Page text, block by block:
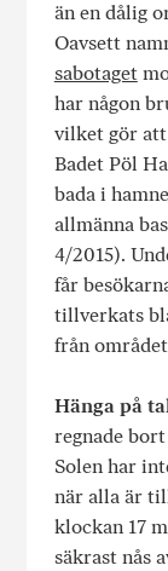
än en dålig
Oavsett
sabotaget
har någon
vilket gör att
Badet Pöl
bada i
allmänna
4/2015).
får
tillverkats
från
Hänga på
regnade
Solen har
när alla är
klockan 17
säkrast nås